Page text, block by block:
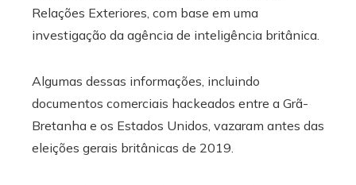
Relações Exteriores, com base em uma
investigação da agência de inteligência britânica.
Algumas dessas informações, incluindo
documentos comerciais hackeados entre a Grã-
Bretanha e os Estados Unidos, vazaram antes das
eleições gerais britânicas de 2019.